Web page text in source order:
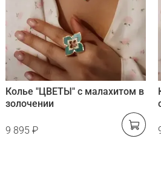
Колье "ЦВЕТЫ" с малахитом в
золочении
9 895 ₽